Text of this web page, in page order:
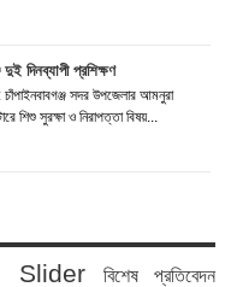
দুই দিনব্যাপী প্রশিক্ষণ
চাঁপাইনবাবগঞ্জ সদর উপজেলার আমনুরা
শিশু সুরক্ষা ও নিরাপত্তা বিষয়...
Slider বিশেষ প্রতিবেদন